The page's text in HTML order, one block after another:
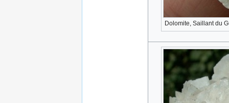
Dolomite, Saillant du